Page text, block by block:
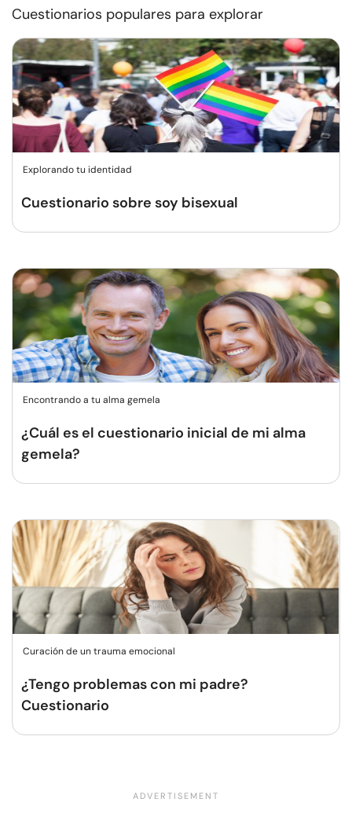
Cuestionarios populares para explorar
Explorando tu identidad
Cuestionario sobre soy bisexual
Encontrando a tu alma gemela
¿Cuál es el cuestionario inicial de mi alma
gemela?
Curación de un trauma emocional
¿Tengo problemas con mi padre?
Cuestionario